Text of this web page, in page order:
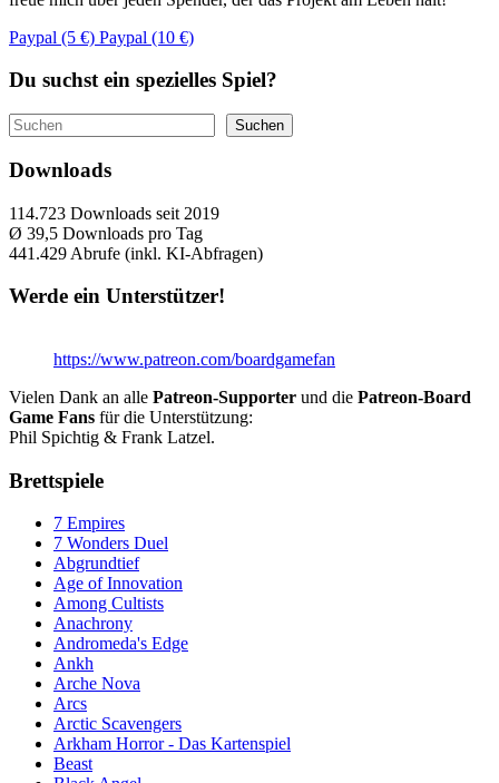
Paypal (5 €) Paypal (10 €)
Du suchst ein spezielles Spiel?
Suchen Suchen
Downloads
114.723 Downloads seit 2019
Ø 39,5 Downloads pro Tag
441.429 Abrufe (inkl. KI-Abfragen)
Werde ein Unterstützer!
https://www.patreon.com/boardgamefan
Vielen Dank an alle Patreon-Supporter und die Patreon-Board
Game Fans für die Unterstützung:
Phil Spichtig & Frank Latzel.
Brettspiele
7 Empires
7 Wonders Duel
Abgrundtief
Age of Innovation
Among Cultists
Anachrony
Andromeda's Edge
Ankh
Arche Nova
Arcs
Arctic Scavengers
Arkham Horror - Das Kartenspiel
Beast